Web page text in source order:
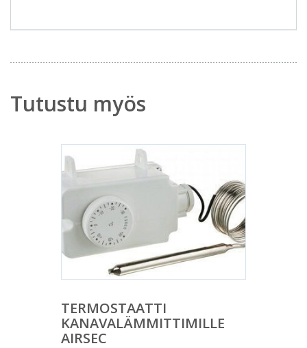
Tutustu myös
TERMOSTAATTI
KANAVALÄMMITTIMILLE
AIRSEC